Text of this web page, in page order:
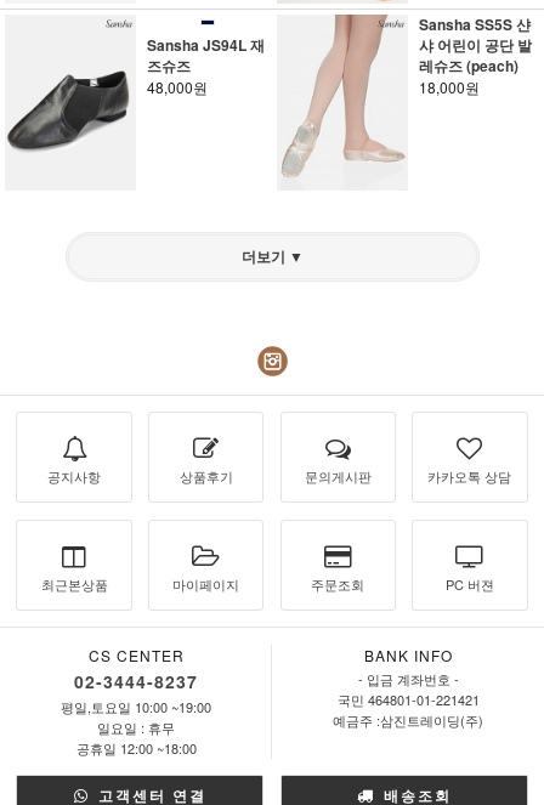
Sansha JS94L 재
즈슈즈
48,000원
Sansha SS5S 샨
샤 어린이 공단 발
레슈즈 (peach)
18,000원
더보기 ▼
공지사항 상품후기 문의게시판 카카오톡 상담
최근본상품 마이페이지 주문조회 PC 버젼
CS CENTER
02-3444-8237
평일,토요일 10:00 ~19:00
일요일 : 휴무
공휴일 12:00 ~18:00
BANK INFO
- 입금 계좌번호 -
국민 464801-01-221421
예금주 :삼진트레이딩(주)
고객센터 연결 배송조회